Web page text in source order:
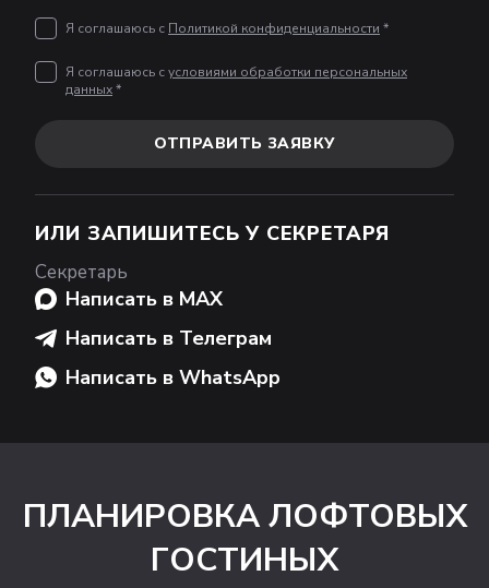
Я соглашаюсь с Политикой конфиденциальности *
Я соглашаюсь сусловиями обработки персональных
данных*
ОТПРАВИТЬ ЗАЯВКУ
ИЛИ ЗАПИШИТЕСЬ У СЕКРЕТАРЯ
Секретарь
Написать в MAX
Написать в Телеграм
Написать в WhatsApp
ПЛАНИРОВКА ЛОФТОВЫХ
ГОСТИНЫХ